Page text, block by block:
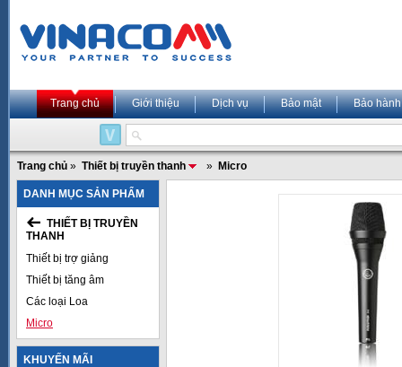
Trang chủ Giới thiệu Dịch vụ Bảo mật Bảo hành
Trang chủ » Thiết bị truyền thanh » Micro
DANH MỤC SẢN PHẨM
THIẾT BỊ TRUYỀN
THANH
Thiết bị trợ giảng
Thiết bị tăng âm
Các loại Loa
Micro
KHUYẾN MÃI